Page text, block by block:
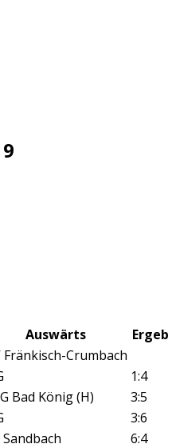
Auswärts Ergeb
Fränkisch-Crumbach
1:4
Bad König (H) 3:5
3:6
Sandbach
6:4